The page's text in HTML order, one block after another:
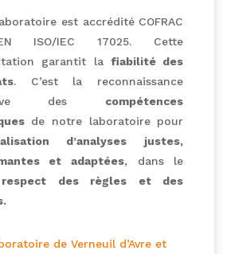
est accrédité COFRAC
ISO/IEC 17025. Cette
garantit la fiabilité des
. C’est la reconnaissance
des compétences
de notre laboratoire pour
d’analyses justes,
et adaptées, dans le
respect des règles et des
de Verneuil d’Avre et